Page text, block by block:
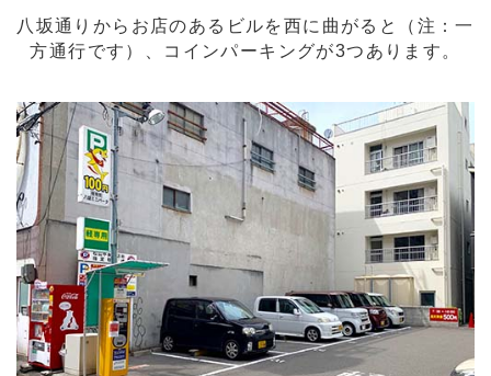
八坂通りからお店のあるビルを西に曲がると（注：一
方通行です）、コインパーキングが3つあります。